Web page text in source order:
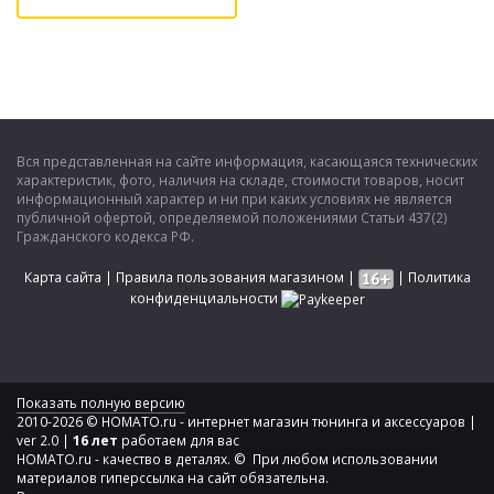
Вся представленная на сайте информация, касающаяся технических
характеристик, фото, наличия на складе, стоимости товаров, носит
информационный характер и ни при каких условиях не является
публичной офертой, определяемой положениями Статьи 437(2)
Гражданского кодекса РФ.
Карта сайта | Правила пользования магазином | | Политика
конфиденциальности
Показать полную версию
2010-2026 © HOMATO.ru - интернет магазин тюнинга и аксессуаров |
ver 2.0 | 16 лет работаем для вас
HOMATO.ru - качество в деталях. © При любом использовании
материалов гиперссылка на сайт обязательна.